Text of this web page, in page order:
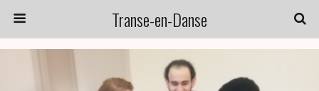
Transe-en-Danse